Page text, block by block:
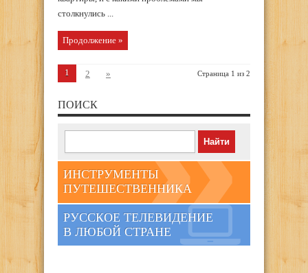
столкнулись ...
Продолжение »
Страница 1 из 2
1 2 »
ПОИСК
ИНСТРУМЕНТЫ
ПУТЕШЕСТВЕННИКА
РУССКОЕ ТЕЛЕВИДЕНИЕ
В ЛЮБОЙ СТРАНЕ